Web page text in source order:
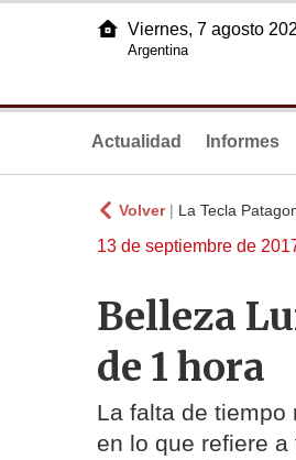
Viernes, 7 agosto
Argentina
Actualidad Informes
Volver| La Tecla
13 de septiembre de
Belleza
de 1 hora
La falta de tiempo
en lo que refiere